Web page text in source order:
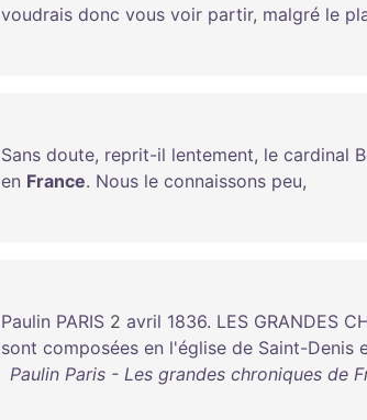
voudrais donc vous voir partir, malgré le
Sans doute, reprit-il lentement, le cardinal
en France. Nous le connaissons peu,
Paulin PARIS 2 avril 1836. LES GRANDES
sont composées en l'église de Saint-Denis
Paulin Paris - Les grandes chroniques de